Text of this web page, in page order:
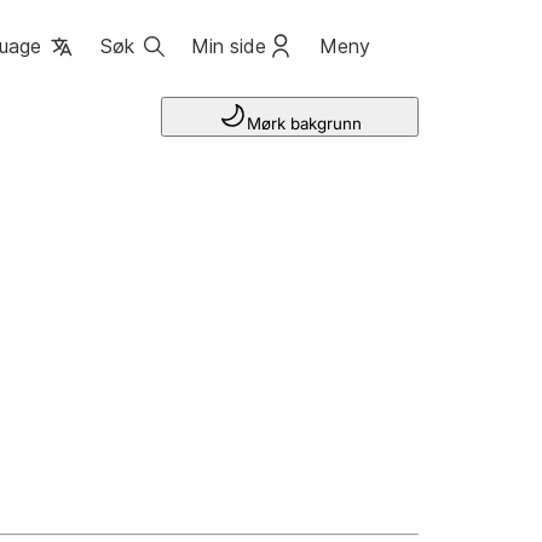
Søk Min side Meny
Mørk bakgrunn